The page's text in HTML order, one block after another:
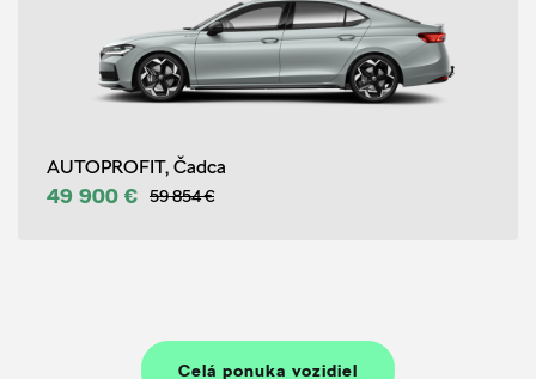
AUTOPROFIT, Čadca
49 900 € 59 854 €
Celá ponuka vozidiel